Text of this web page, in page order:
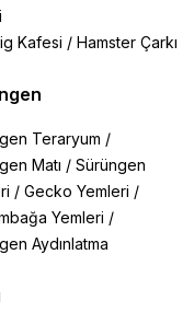
Kafesi / Hamster Çarkı
Teraryum /
Matı / Sürüngen
/ Gecko Yemleri /
Yemleri /
Aydınlatma